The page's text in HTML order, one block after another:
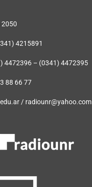
2050
4215891
4472396 – (0341) 4472395
88 66 77
/ radiounr@yahoo.com